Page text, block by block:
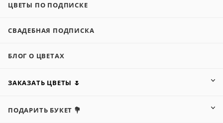
ЦВЕТЫ ПО ПОДПИСКЕ
СВАДЕБНАЯ ПОДПИСКА
БЛОГ О ЦВЕТАХ
ЗАКАЗАТЬ ЦВЕТЫ 🌷
ПОДАРИТЬ БУКЕТ 💐